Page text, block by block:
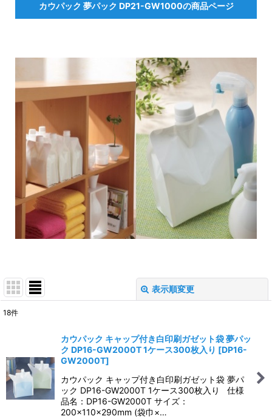
カウパック 夢パック DP21-GW1000の商品ページ
表示順変更
並び順:
絞り込む
18件
カウパック キャップ付き白印刷ガゼット袋 夢パッ
ク DP16-GW2000T 1ケース300枚入り [DP16-
GW2000T]
カウパック キャップ付き白印刷ガゼット袋 夢パ
ック DP16-GW2000T 1ケース300枚入り 仕様
品名：DP16-GW2000T サイズ：
200×110×290mm (袋巾×…